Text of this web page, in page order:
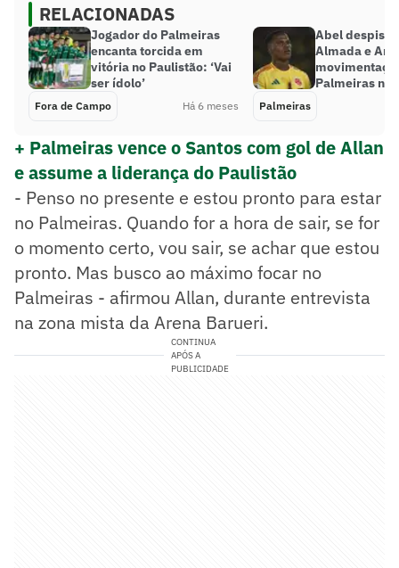
RELACIONADAS
Jogador do Palmeiras
encanta torcida em
vitória no Paulistão: ‘Vai
ser ídolo’
Fora de Campo Há 6 meses
Abel despista
Almada e
Palmeiras no
Palmeiras
+ Palmeiras vence o Santos com gol de Allan
e assume a liderança do Paulistão
- Penso no presente e estou pronto para estar
no Palmeiras. Quando for a hora de sair, se for
o momento certo, vou sair, se achar que estou
pronto. Mas busco ao máximo focar no
Palmeiras - afirmou Allan, durante entrevista
na zona mista da Arena Barueri.
CONTINUA
APÓS A
PUBLICIDADE